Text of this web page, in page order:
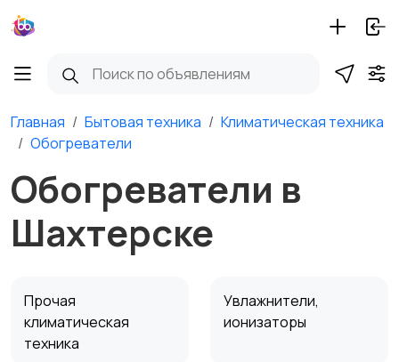
Главная Бытовая техника
Климатическая техника
Обогреватели
Обогреватели в
Шахтерске
Прочая
климатическая
техника
Увлажнители,
ионизаторы